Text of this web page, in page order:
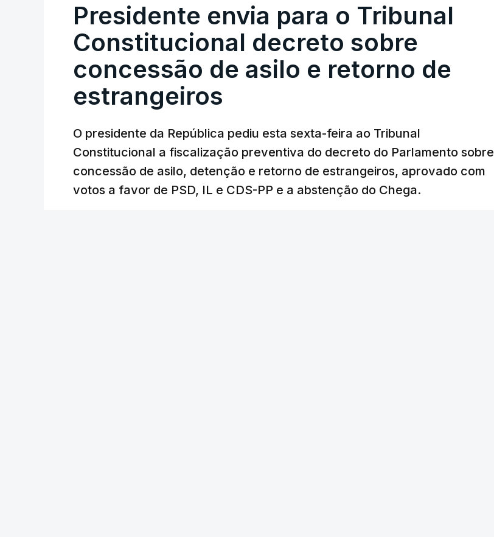
Presidente envia para o Tribunal
Constitucional decreto sobre
concessão de asilo e retorno de
estrangeiros
O presidente da República pediu esta sexta-feira ao Tribunal
Constitucional a fiscalização preventiva do decreto do Parlamento sobre
concessão de asilo, detenção e retorno de estrangeiros, aprovado com
votos a favor de PSD, IL e CDS-PP e a abstenção do Chega.